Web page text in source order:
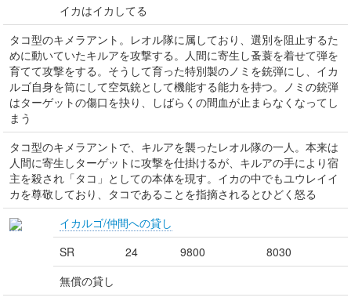
イカはイカしてる
タコ型のキメラアント。レオル隊に属しており、選別を阻止するた
めに動いていたキルアを攻撃する。人間に寄生し蚤蓑を着せて弾を
育てて攻撃をする。そうして育った特別製のノミを銃弾にし、イカ
ルゴ自身を筒にして空気銃として機能する能力を持つ。ノミの銃弾
はターゲットの傷口を抉り、しばらくの間血が止まらなくなってし
まう
タコ型のキメラアントで、キルアを襲ったレオル隊の一人。本来は
人間に寄生しターゲットに攻撃を仕掛けるが、キルアの手により宿
主を殺され「タコ」としての本体を現す。イカの中でもユウレイイ
カを尊敬しており、タコであることを指摘されるとひどく怒る
イカルゴ/仲間への貸し
SR
24 9800
8030
無償の貸し